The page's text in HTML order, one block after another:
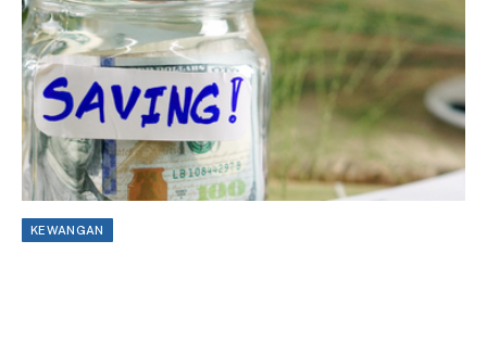
KEWANGAN